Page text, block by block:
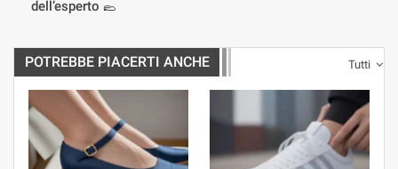
dell’esperto 🥿
Tutti
POTREBBE PIACERTI ANCHE